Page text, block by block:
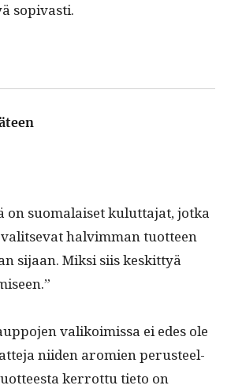
sopivasti.
on suo­ma­laiset kulut­ta­jat, jot­ka
halvim­man tuot­teen
sijaan. Mik­si siis keskit­tyä
valikoimis­sa ei edes ole
niiden aromien perus­teel­
ker­rot­tu tieto on